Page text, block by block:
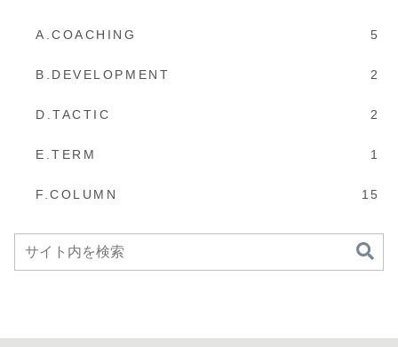
A.COACHING 5
B.DEVELOPMENT 2
D.TACTIC 2
E.TERM 1
F.COLUMN 15